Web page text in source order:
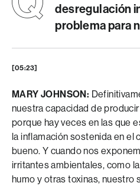
desregulación
problema para
[05:23]
MARY JOHNSON:
nuestra capacidad de
porque hay veces en las que
la inflamación sostenida en el
bueno. Y cuando nos
irritantes ambientales, como
humo y otras toxinas, nuestro